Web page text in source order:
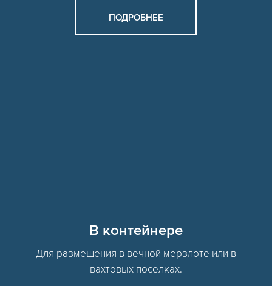
ПОДРОБНЕЕ
В контейнере
Для размещения в вечной мерзлоте или в
вахтовых поселках.